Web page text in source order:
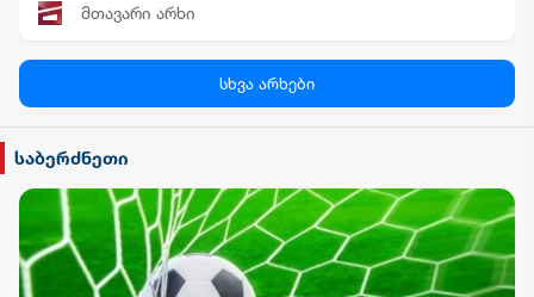
მთავარი არხი
სილქ უნივერსალი
TV პირველი
ფორმულა
სხვა არხები
საბერძნეთი